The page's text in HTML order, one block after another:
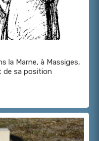
la Marne, à Massiges,
de sa position